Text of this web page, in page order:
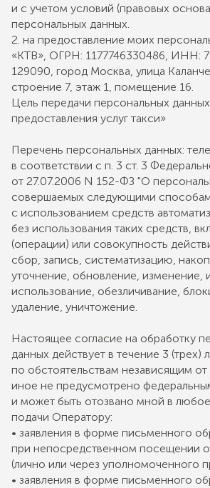
и с учетом условий (правовых
персональных данных.
2. на предоставление моих
«КТВ», ОГРН: 1177746330486, ИНН:
129090, город Москва, улица
строение 7, этаж 1, помещение 16.
Цель передачи персональных
предоставления услуг такси»
Перечень персональных данных:
в соответствии с п. 3 ст. 3
от 27.07.2006 N 152-ФЗ "О
совершаемых следующими
с использованием средств
без использования таких средств,
(операции) или совокупность
сбор, запись, систематизацию,
уточнение, обновление, изменение,
использование, обезличивание,
удаление, уничтожение.
Настоящее согласие на обработку
данных действует в течение 3 (трех)
по обстоятельствам независящим
иное не предусмотрено
и может быть отозвано мной в
подачи Оператору:
• заявления в форме письменного
при непосредственном посещении
(лично или через уполномоченного
• заявления в форме письменного